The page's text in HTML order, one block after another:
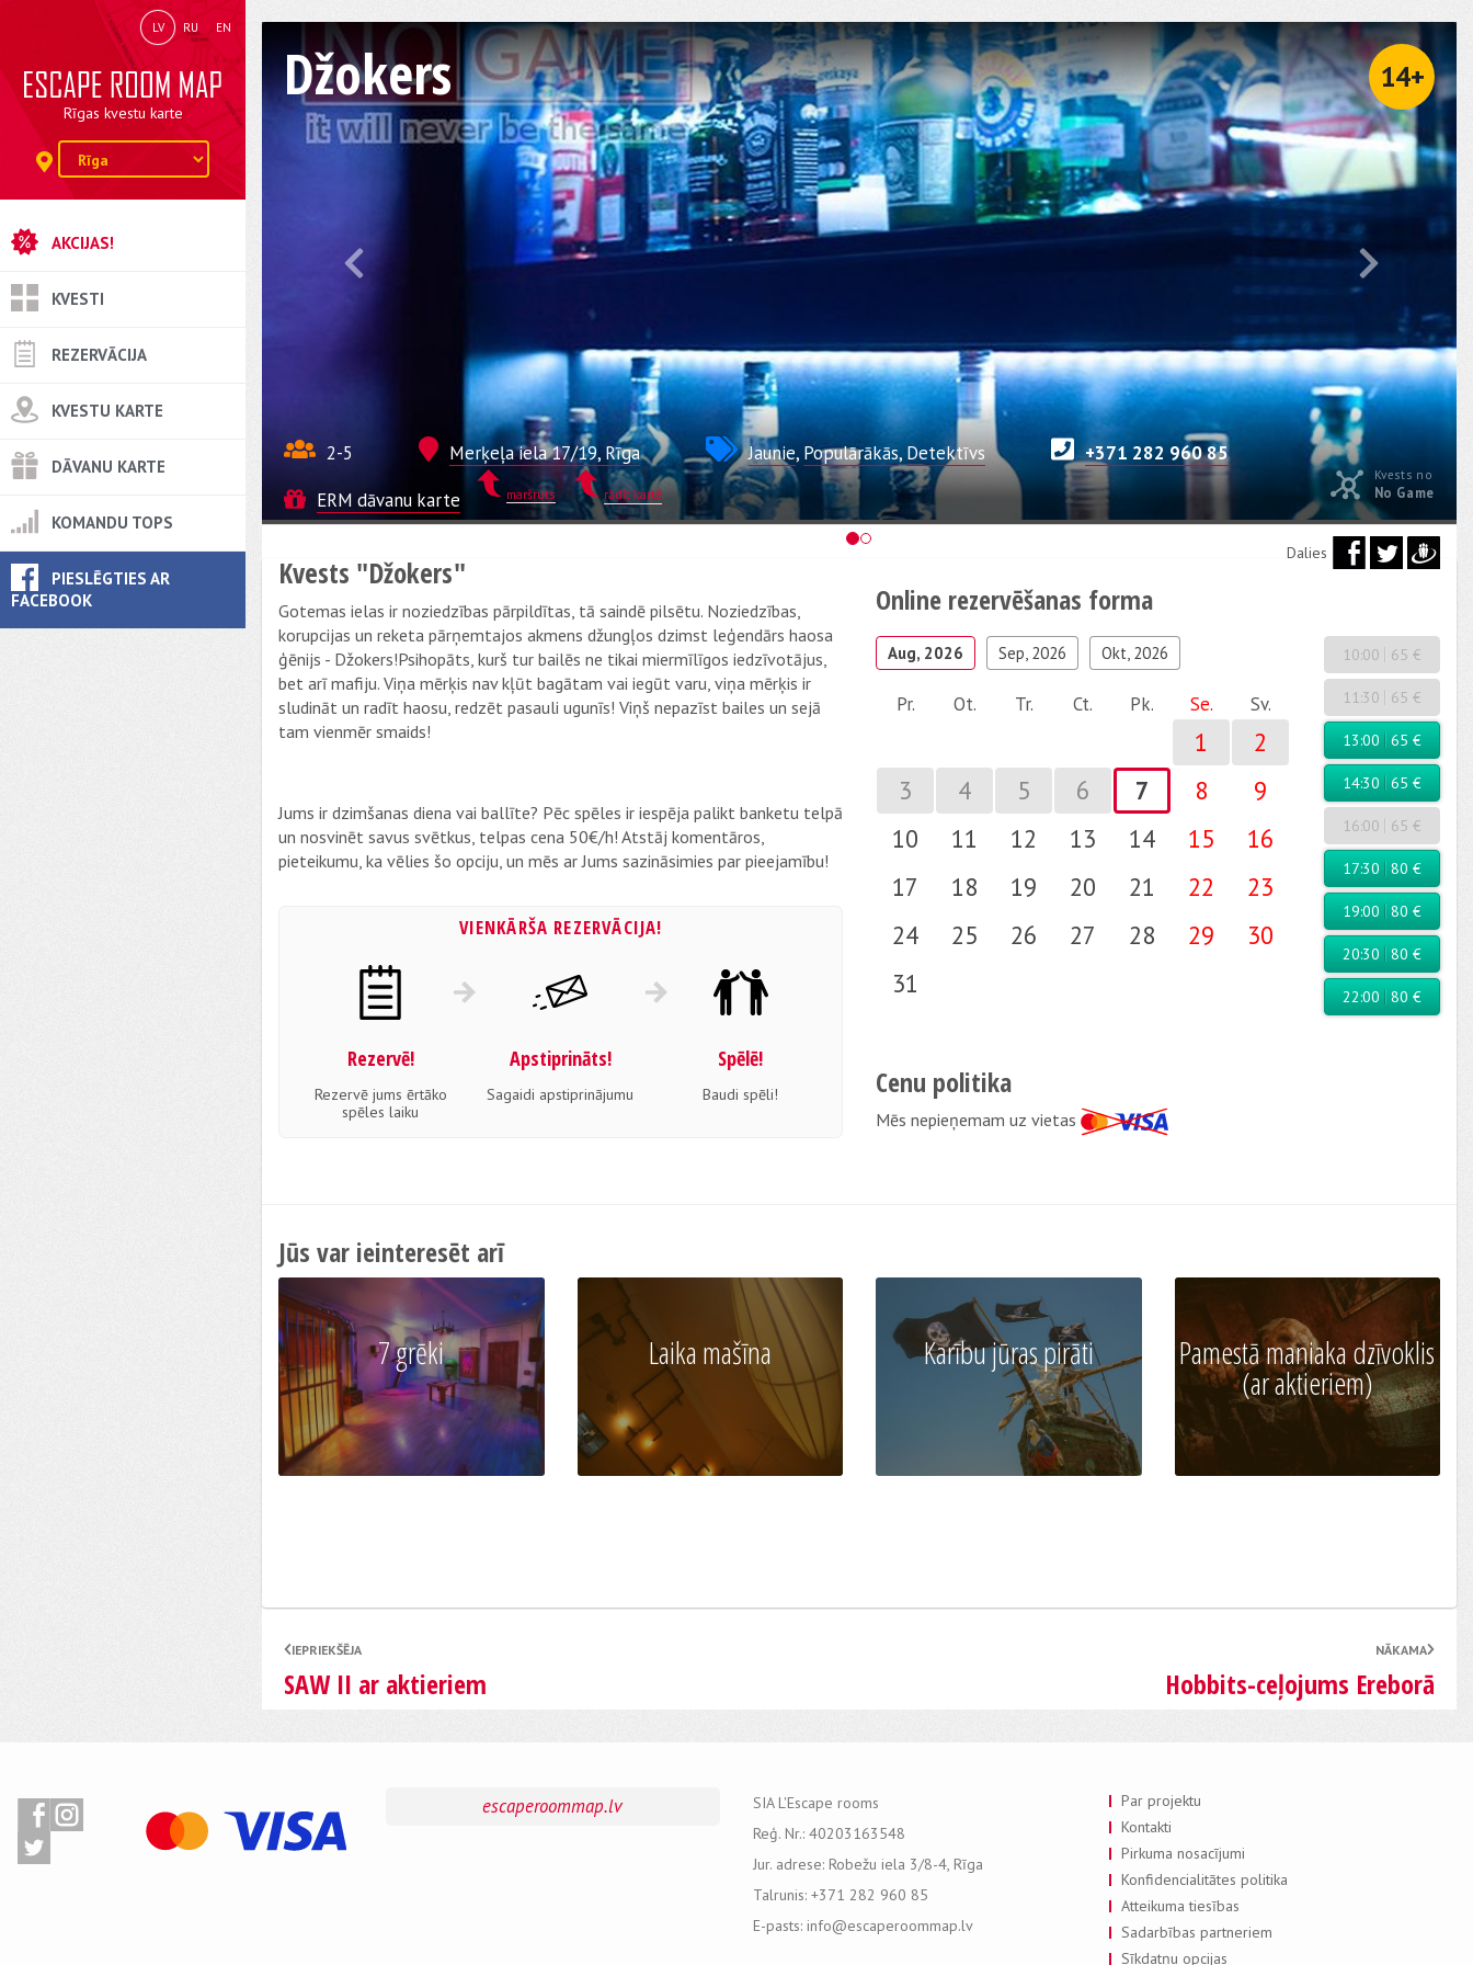
LV RU EN
Rīgas kvestu karte
AKCIJAS!
KVESTI
REZERVĀCIJA
KVESTU KARTE
DĀVANU KARTE
KOMANDU TOPS
PIESLĒGTIES AR
FACEBOOK
Džokers 14+
2-5
maršruts rādīt kartē
Merķeļa iela 17/19, Rīga Jaunie, Populārākās,Detektīvs
+371 282 960 85
ERM dāvanu karte
Kvests no
No Game
Kvests "Džokers"
Gotemas ielas ir noziedzības pārpildītas, tā saindē pilsētu. Noziedzības,
korupcijas un reketa pārņemtajos akmens džungļos dzimst leģendārs haosa
ģēnijs - Džokers!Psihopāts, kurš tur bailēs ne tikai miermīlīgos iedzīvotājus,
bet arī mafiju. Viņa mērķis nav kļūt bagātam vai iegūt varu, viņa mērķis ir
sludināt un radīt haosu, redzēt pasauli ugunīs! Viņš nepazīst bailes un sejā
tam vienmēr smaids!
Jums ir dzimšanas diena vai ballīte? Pēc spēles ir iespēja palikt banketu telpā
un nosvinēt savus svētkus, telpas cena 50€/h! Atstāj komentāros,
pieteikumu, ka vēlies šo opciju, un mēs ar Jums sazināsimies par pieejamību!
VIENKĀRŠA REZERVĀCIJA!
Rezervē!
Rezervē jums ērtāko
spēles laiku
Apstiprināts!
Sagaidi apstiprinājumu
Spēlē!
Baudi spēli!
Dalies
Online rezervēšanas forma
Aug, 2026 Sep, 2026 Okt, 2026
Pr. Ot. Tr. Ct. Pk. Se. Sv.
1
2
3
4 5 6 7 8
9
10
11 12 13 14 15
16
17
18 19 20 21 22
23
24
25 26 27 28 29
30
31
10:00 65 €
11:30 65 €
13:00 65 €
14:30 65 €
16:00 65 €
17:30 80 €
19:00 80 €
20:30 80 €
22:00 80 €
Cenu politika
Мēs nepieņemam uz vietas
Jūs var ieinteresēt arī
7 grēki Laika mašīna Karību jūras pirāti Pamestā maniaka dzīvoklis
(ar aktieriem)
IEPRIEKŠĒJA
SAW II ar aktieriem
NĀKAMA
Hobbits-ceļojums Ereborā
escaperoommap.lv
SIA L'Escape rooms
Reģ. Nr.: 40203163548
Jur. adrese: Robežu iela 3/8-4, Rīga
Talrunis: +371 282 960 85
E-pasts: info@escaperoommap.lv
Par projektu
Kontakti
Pirkuma nosacījumi
Konfidencialitātes politika
Atteikuma tiesības
Sadarbības partneriem
Sīkdatņu opcijas